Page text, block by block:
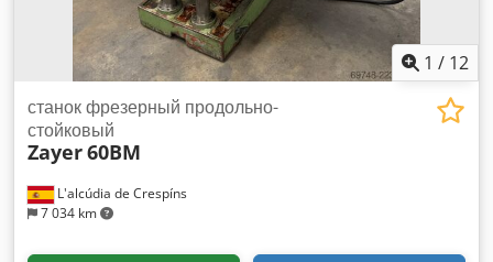
1 / 12
L'alcúdia de Crespíns
7 034 km
станок фрезерный продольно-
стойковый
Zayer60BM